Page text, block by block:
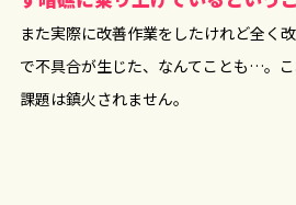
また実際に改善作業をしたけれど全く
で不具合が生じた、なんてことも…。
課題は鎮火されません。